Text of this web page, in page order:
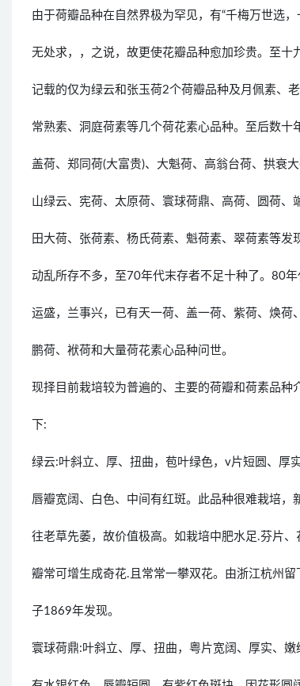
由于荷瓣品种在自然界极为罕见，有“千梅万世选，
无处求，，之说，故更使花瓣品种愈加珍贵。至十
记载的仅为绿云和张玉荷2个荷瓣品种及月佩素、老
常熟素、洞庭荷素等几个荷花素心品种。至后数十
盖荷、郑同荷(大富贵)、大魁荷、高翁台荷、拱衰
山绿云、宪荷、太原荷、寰球荷鼎、高荷、圆荷、
田大荷、张荷素、杨氏荷素、魁荷素、翠荷素等发
动乱所存不多，至70年代末存者不足十种了。80年
运盛，兰事兴，已有天一荷、盖一荷、紫荷、焕荷
鹏荷、袱荷和大量荷花素心品种问世。
现择目前栽培较为普遍的、主要的荷瓣和荷素品种
下:
绿云:叶斜立、厚、扭曲，苞叶绿色，v片短圆、厚实
唇瓣宽阔、白色、中间有红斑。此品种很难栽培，
往老草先萎，故价值极高。如栽培中肥水足.芬片、
瓣常可增生成奇花.且常常一攀双花。由浙江杭州留
子1869年发现。
寰球荷鼎:叶斜立、厚、扭曲，粤片宽阔、厚实、嫩